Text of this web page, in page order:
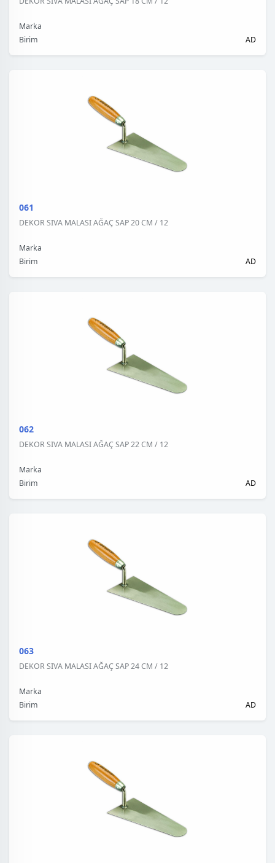
Marka
Birim
AD
061
DEKOR SIVA MALASI AĞAÇ SAP 20 CM / 12
Marka
Birim
AD
062
DEKOR SIVA MALASI AĞAÇ SAP 22 CM / 12
Marka
Birim
AD
063
DEKOR SIVA MALASI AĞAÇ SAP 24 CM / 12
Marka
Birim
AD